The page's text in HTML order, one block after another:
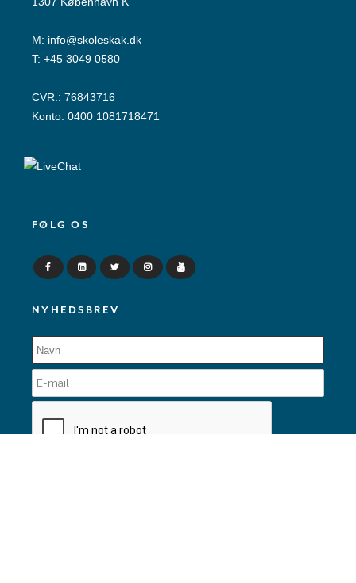
M: info@skoleskak.dk
T: +45 3049 0580
CVR.: 76843716
Konto: 0400 1081718471
FØLG OS
NYHEDSBREV